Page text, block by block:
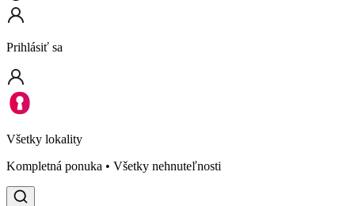
Prihlásiť sa
Všetky lokality
Kompletná ponuka • Všetky nehnuteľnosti